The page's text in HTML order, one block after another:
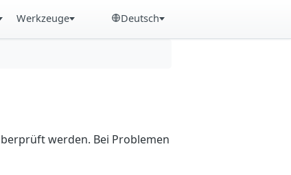
Werkzeuge Deutsch
werden. Bei Problemen